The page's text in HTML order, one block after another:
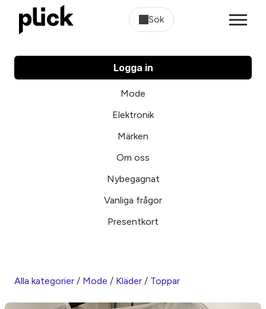
Sök
Logga in
Mode
Elektronik
Märken
Om oss
Nybegagnat
Vanliga frågor
Presentkort
Alla kategorier / Mode / Kläder / Toppar